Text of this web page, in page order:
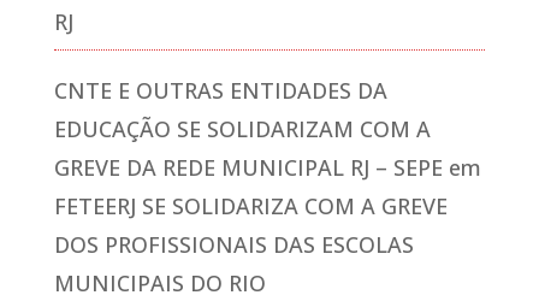
RJ
CNTE E OUTRAS ENTIDADES DA
EDUCAÇÃO SE SOLIDARIZAM COM A
GREVE DA REDE MUNICIPAL RJ – SEPE em
FETEERJ SE SOLIDARIZA COM A GREVE
DOS PROFISSIONAIS DAS ESCOLAS
MUNICIPAIS DO RIO